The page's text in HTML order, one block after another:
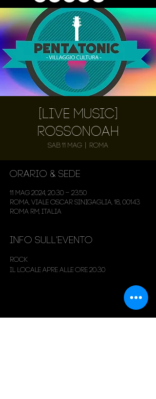
[Live Music]
Rossonoah
sab 11 mag Roma
Orario & Sede
11 mag 2024, 20:30 – 23:50
Roma, Viale Oscar Sinigaglia, 18, 00143
Roma RM, Italia
Info sull'evento
Rock
Il locale apre alle ore 20:30